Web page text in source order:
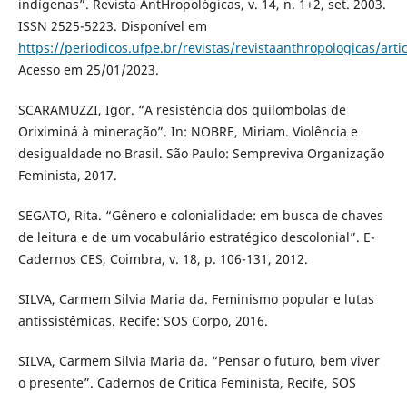
indígenas”. Revista AntHropológicas, v. 14, n. 1+2, set. 2003.
ISSN 2525-5223. Disponível em
https://periodicos.ufpe.br/revistas/revistaanthropologicas/
Acesso em 25/01/2023.
SCARAMUZZI, Igor. “A resistência dos quilombolas de
Oriximiná à mineração”. In: NOBRE, Miriam. Violência e
desigualdade no Brasil. São Paulo: Sempreviva Organização
Feminista, 2017.
SEGATO, Rita. “Gênero e colonialidade: em busca de chaves
de leitura e de um vocabulário estratégico descolonial”. E-
Cadernos CES, Coimbra, v. 18, p. 106-131, 2012.
SILVA, Carmem Silvia Maria da. Feminismo popular e lutas
antissistêmicas. Recife: SOS Corpo, 2016.
SILVA, Carmem Silvia Maria da. “Pensar o futuro, bem viver
o presente”. Cadernos de Crítica Feminista, Recife, SOS